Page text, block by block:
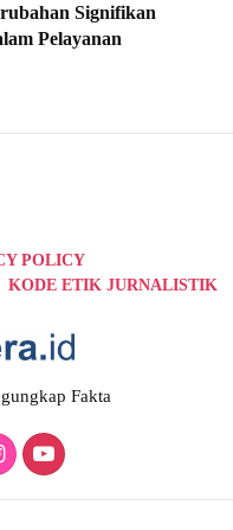
Signifikan
Pelayanan
POLICY
KODE ETIK JURNALISTIK
Fakta